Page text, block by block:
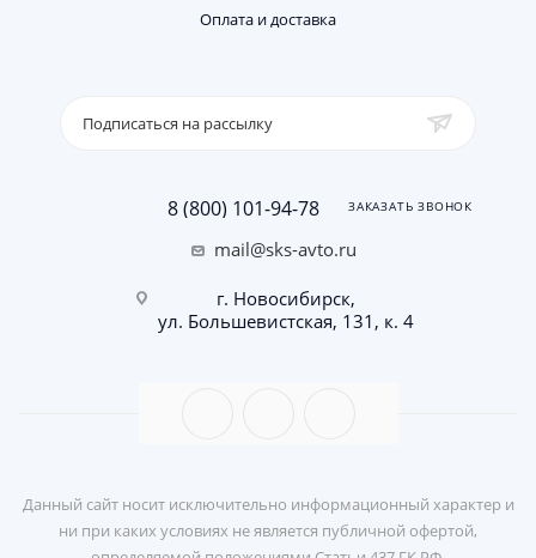
Оплата и доставка
Подписаться на рассылку
8 (800) 101-94-78 ЗАКАЗАТЬ ЗВОНОК
mail@sks-avto.ru
г. Новосибирск,
ул. Большевистская, 131, к. 4
Данный сайт носит исключительно информационный характер и
ни при каких условиях не является публичной офертой,